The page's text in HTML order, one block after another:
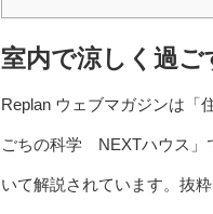
室内で涼しく過ご
Replan ウェブマガジンは「
ごちの科学 NEXTハウス」
いて解説されています。抜